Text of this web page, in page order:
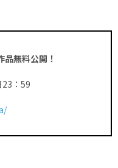
無料公開！
：59